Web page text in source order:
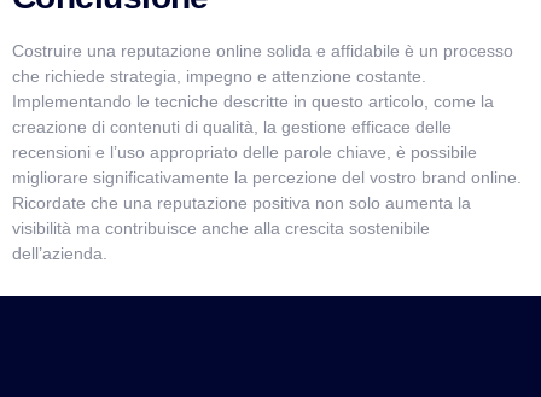
Costruire una reputazione online solida e affidabile è un processo
che richiede strategia, impegno e attenzione costante.
Implementando le tecniche descritte in questo articolo, come la
creazione di contenuti di qualità, la gestione efficace delle
recensioni e l’uso appropriato delle parole chiave, è possibile
migliorare significativamente la percezione del vostro brand online.
Ricordate che una reputazione positiva non solo aumenta la
visibilità ma contribuisce anche alla crescita sostenibile
dell’azienda.